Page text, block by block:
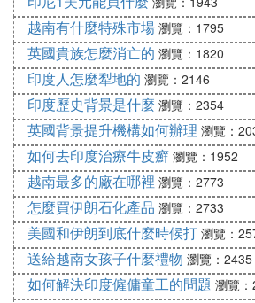
3. **特殊時期政策**：值得注意的
期，如疫情期間，各國的出入境政
整。例如，在新冠疫情期間，越南
客赴越南旅遊簽證。但隨著疫情
策的放寬，這些限制措施也可能
4. **其他注意事項**：除了簽證問
前往越南時還需要注意其他方面
解越南的入境規定、海關規定以及
文化習俗等。此外，還需要關注越
控政策，以確保旅行的安全和順利
總的來說，中國公民前往越南是
的護照類型以及是否符合特定的
護照持有者來說，一般需要辦理
因此，在計劃前往越南之前，建
越南有什麼特殊市場 瀏覽：1795
英國貴族怎麼消亡的 瀏覽：1820
印度人怎麼犁地的 瀏覽：2146
印度歷史背景是什麼 瀏覽：2354
英國背景提升機構如何辦理 瀏覽：
如何去印度治療牛皮癬 瀏覽：1952
越南最多的廠在哪裡 瀏覽：2773
怎麼買伊朗石化產品 瀏覽：2733
美國和伊朗到底什麼時候打 瀏覽：
送給越南女孩子什麼禮物 瀏覽：2435
如何解決印度僱傭童工的問題 瀏覽